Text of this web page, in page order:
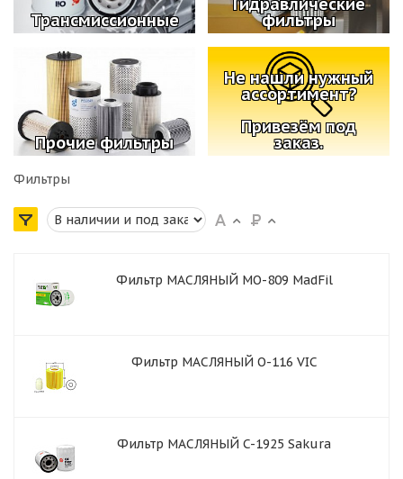
Трансмиссионные фильтры
Прочие фильтры
Не нашли нужный
ассортимент?
Привезём под
заказ.
Фильтры
Фильтр МАСЛЯНЫЙ MO-809 MadFil
Фильтр МАСЛЯНЫЙ O-116 VIC
Фильтр МАСЛЯНЫЙ C-1925 Sakura